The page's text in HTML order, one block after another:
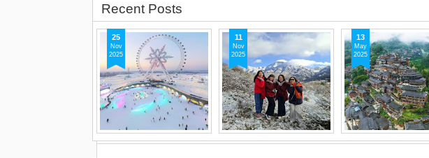
Recent Posts
Những điều cần biết về
25
Nov
2025
Kinh nghiệm ăn uống và
11
Nov
2025
Review du lịch Quý
13
May
2025